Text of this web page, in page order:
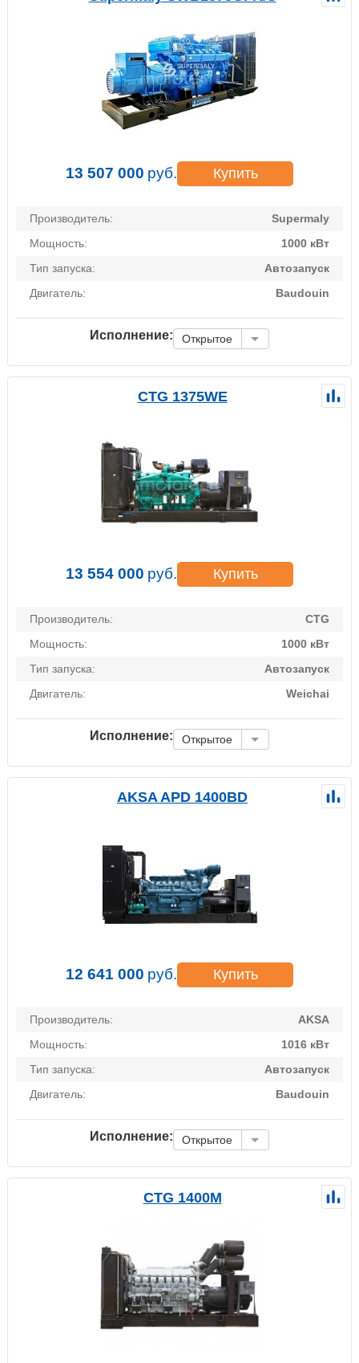
13 507 000 руб. Купить
Производитель:
Supermaly
Мощность:
1000 кВт
Тип запуска:
Автозапуск
Двигатель:
Baudouin
Исполнение: Открытое
CTG 1375WE
13 554 000 руб. Купить
Производитель:
CTG
Мощность:
1000 кВт
Тип запуска:
Автозапуск
Двигатель:
Weichai
Исполнение: Открытое
AKSA APD 1400BD
12 641 000 руб. Купить
Производитель:
AKSA
Мощность:
1016 кВт
Тип запуска:
Автозапуск
Двигатель:
Baudouin
Исполнение: Открытое
CTG 1400M